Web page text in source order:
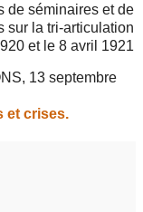
de séminaires et de
sur la tri-articulation
et le 8 avril 1921
13 septembre
et crises.